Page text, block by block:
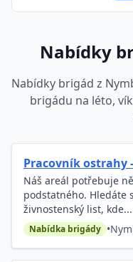
Nabídky
Nabídky brigád z
brigádu na léto,
Pracovník ostrahy
Náš areál potřebuje
podstatného. Hledáte
živnostenský list, kde...
Nabídka brigády •